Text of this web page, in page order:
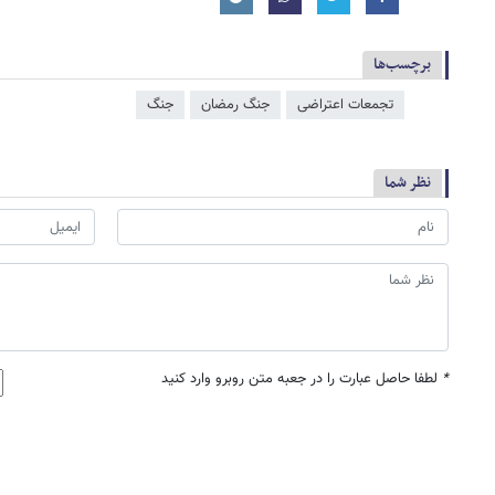
برچسب‌ها
تجمعات اعتراضی جنگ رمضان جنگ
نظر شما
* لطفا حاصل عبارت را در جعبه متن روبرو وارد کنید